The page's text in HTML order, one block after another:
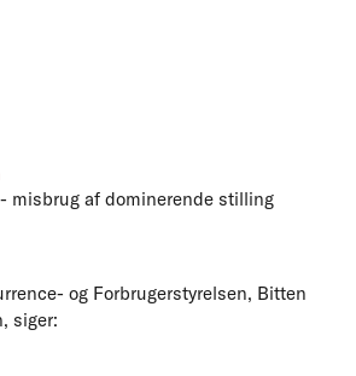
- misbrug af dominerende stilling
og Forbrugerstyrelsen, Bitten
siger: